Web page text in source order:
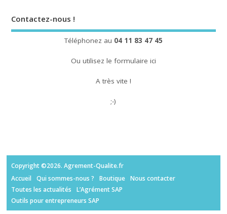
Contactez-nous !
Téléphonez au 04 11 83 47 45
Ou utilisez le formulaire ici
A très vite !
;-)
Copyright ©2026. Agrement-Qualite.fr
Accueil
Qui sommes-nous ? Boutique Nous contacter
Toutes les actualités
L’Agrément SAP
Outils pour entrepreneurs SAP